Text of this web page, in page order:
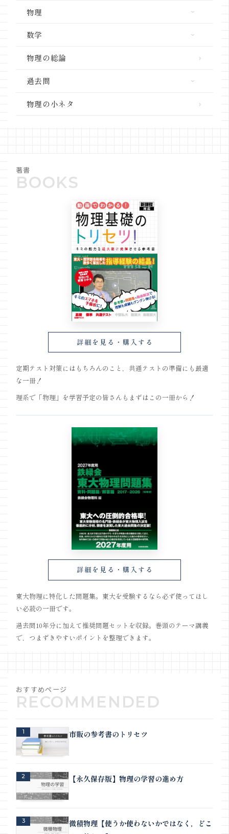
力学
電磁気学
物理学と社会
物理
力学
電磁気学
原子物理
数学
三角関数
高校数学の単元別解説動画
物理の総論
過去問
共テ「物理」
物理の小ネタ
著書
詳細を見る・購入する
定期テスト対策にはもちろんのこと，共通テストの準備にも最適
な一冊！
理系で「物理」を学習予定の皆さんもまずはこの一冊から！
詳細を見る・購入する
東大物理に特化した問題集。東大を受験するなら必ず使ってほし
い必読の一冊です。
過去問10年分に加えて推奨問題セットを収録。巻頭のテーマ講義
で，つまずきやすいポイントを整理できます。
おすすめページ
1 市販の参考書のトリセツ
2 【永久保存版】物理の学習の進め方
3
微積物理【使うか使わないかではなく，どこ